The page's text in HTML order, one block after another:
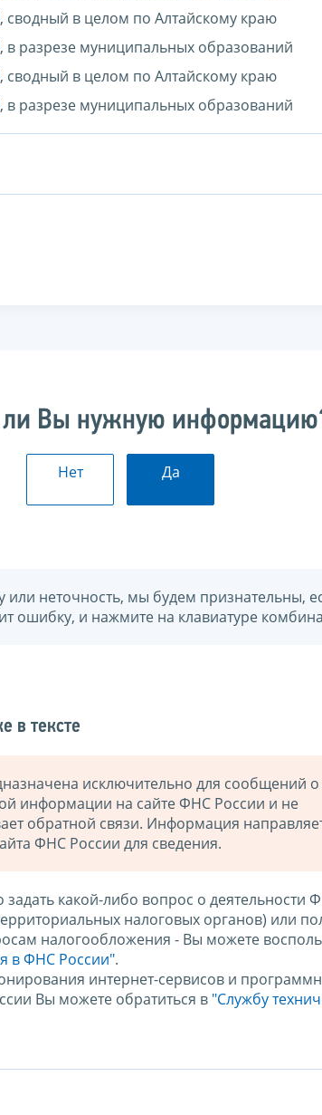
, сводный в целом по Алтайскому краю
, в разрезе муниципальных образований
, сводный в целом по Алтайскому краю
, в разрезе муниципальных образований
Вы нужную
Нет Да
или неточность, мы будем признательны,
ошибку, и нажмите на клавиатуре
в тексте
исключительно для сообщений о
информации на сайте ФНС России и не
обратной связи. Информация
ФНС России для сведения.
какой-либо вопрос о деятельности
налоговых органов) или
налогообложения - Вы можете
в ФНС России".
интернет-сервисов и
Вы можете обратиться в "Службу